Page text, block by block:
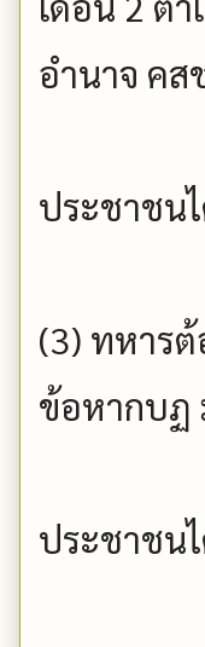
อำนาจ คส
ประชาชน
(3) ทหารต้
ข้อหากบฏ
ประชาชน